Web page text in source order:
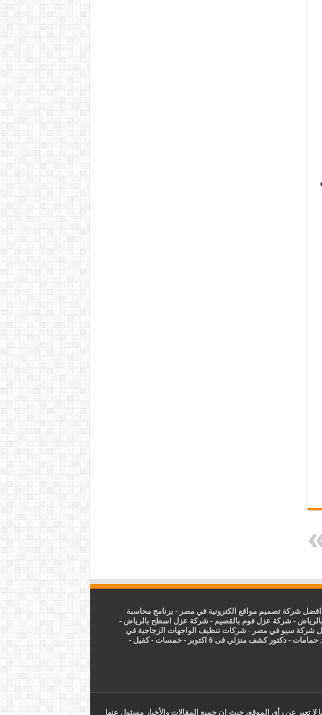
افضل شركة تصميم مواقع الكترونية في مصر - برنامج محاسبة
-شركة عزل فوم بالقصيم -شركة عزل اسطح بالرياض -
شركة سيو في مصر -شركات تنظيف الواجهات الزجاجية في
حمامات -دكتور كشف منزلي فى 6 اكتوبر -خمسات -كفيل -
تعبر عن رأي الموقع، حيث ان جميع المقالات والأخبار مسئول عنها